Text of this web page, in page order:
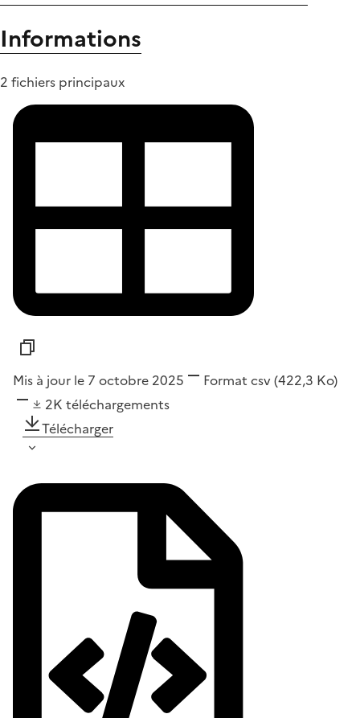
Informations
2 fichiers principaux
Mis à jour le 7 octobre 2025 Format csv(422,3 Ko)
2K téléchargements
Télécharger